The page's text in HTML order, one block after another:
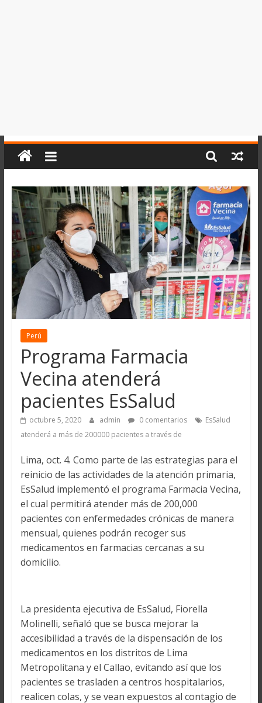
Perú
Programa Farmacia
Vecina atenderá
pacientes EsSalud
octubre 5, 2020 admin 0 comentarios
EsSalud
atenderá a más de 200000 pacientes a través de
Lima, oct. 4. Como parte de las estrategias para el
reinicio de las actividades de la atención primaria,
EsSalud implementó el programa Farmacia Vecina,
el cual permitirá atender más de 200,000
pacientes con enfermedades crónicas de manera
mensual, quienes podrán recoger sus
medicamentos en farmacias cercanas a su
domicilio.
La presidenta ejecutiva de EsSalud, Fiorella
Molinelli, señaló que se busca mejorar la
accesibilidad a través de la dispensación de los
medicamentos en los distritos de Lima
Metropolitana y el Callao, evitando así que los
pacientes se trasladen a centros hospitalarios,
realicen colas, y se vean expuestos al contagio de